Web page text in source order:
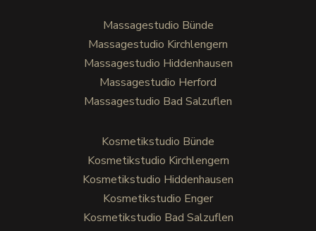
Massagestudio Bünde
Massagestudio Kirchlengern
Massagestudio Hiddenhausen
Massagestudio Herford
Massagestudio Bad Salzuflen
Kosmetikstudio Bünde
Kosmetikstudio Kirchlengern
Kosmetikstudio Hiddenhausen
Kosmetikstudio Enger
Kosmetikstudio Bad Salzuflen